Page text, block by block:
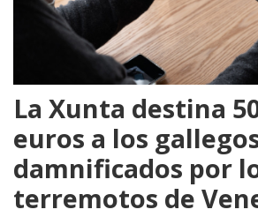
La Xunta destina
euros a los
damnificados por
terremotos de